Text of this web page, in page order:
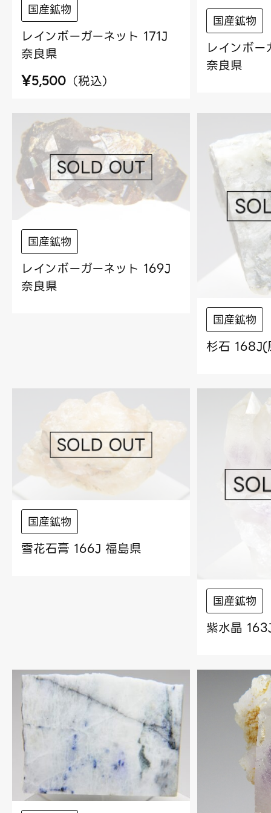
国産鉱物
レインボーガーネット 171J
奈良県
¥5,500 （税込）
国産鉱物
レインボ
奈良県
国産鉱物
レインボーガーネット 169J
奈良県
国産鉱物
杉石
国産鉱物
雪花石膏 166J 福島県
国産鉱物
紫水晶